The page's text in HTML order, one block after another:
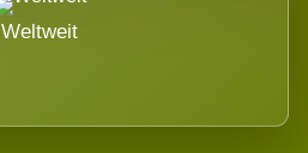
Weltweit